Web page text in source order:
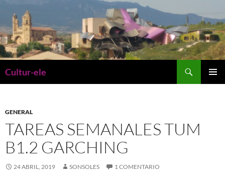
contenido
Cultur-ele
GENERAL
TAREAS SEMANALES TUM
B1.2 GARCHING
24 ABRIL, 2019 SONSOLES 1 COMENTARIO